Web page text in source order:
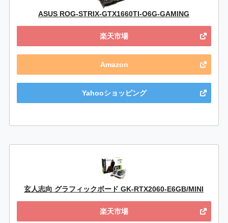
ASUS ROG-STRIX-GTX1660TI-O6G-GAMING
楽天市場
Amazon
Yahooショッピング
玄人志向 グラフィックボード GK-RTX2060-E6GB/MINI
楽天市場